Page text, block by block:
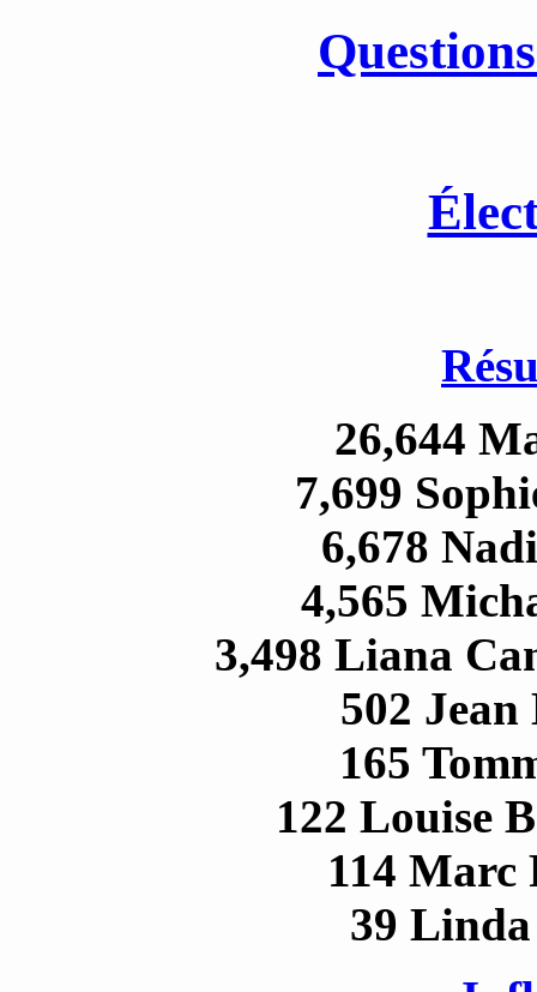
26,644
7,699
6,678
4,565
3,498 Liana
502
165
122 Louise
114 Marc
39